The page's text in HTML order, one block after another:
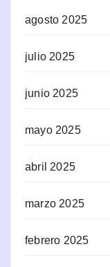
agosto 2025
julio 2025
junio 2025
mayo 2025
abril 2025
marzo 2025
febrero 2025